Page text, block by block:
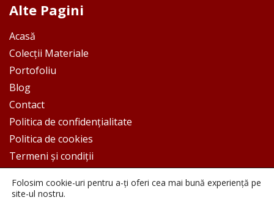
Alte Pagini
Acasă
Colecții Materiale
Portofoliu
Blog
Contact
Politica de confidențialitate
Politica de cookies
Termeni și condiții
Folosim cookie-uri pentru a-ți oferi cea mai bună experiență pe
site-ul nostru.